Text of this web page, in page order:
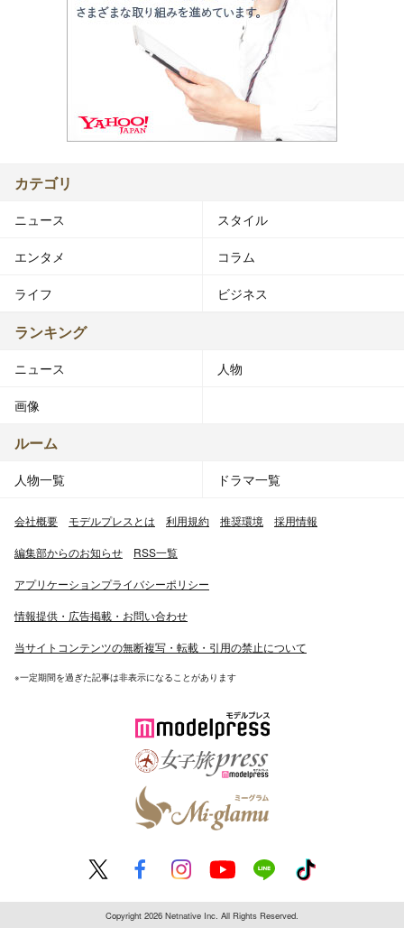
カテゴリ
ニュース スタイル
エンタメ コラム
ライフ ビジネス
ランキング
ニュース 人物
画像
ルーム
人物一覧 ドラマ一覧
会社概要 モデルプレスとは 利用規約 推奨環境 採用情報
編集部からのお知らせ RSS一覧
アプリケーションプライバシーポリシー
情報提供・広告掲載・お問い合わせ
当サイトコンテンツの無断複写・転載・引用の禁止について
※一定期間を過ぎた記事は非表示になることがあります
Copyright 2026 Netnative Inc. All Rights Reserved.